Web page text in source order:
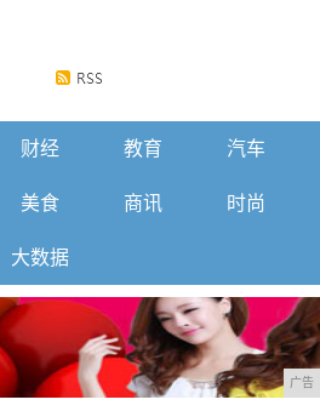
财经 教育 汽车
美食 商讯 时尚
大数据
广告